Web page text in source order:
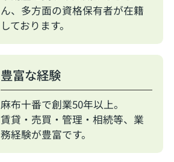
ん、多方面の資格保有者が在籍
しております。
豊富な経験
麻布十番で創業50年以上。
賃貸・売買・管理・相続等、業
務経験が豊富です。